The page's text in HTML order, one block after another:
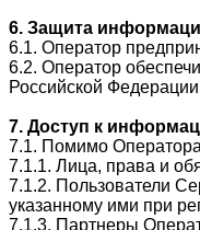
6. Защита
6.1. Оператор
6.2. Оператор
Российской
7. Доступ к
7.1. Помимо
7.1.1. Лица, права и
7.1.2. Пользователи
указанному ими при
7.1.3. Партнеры